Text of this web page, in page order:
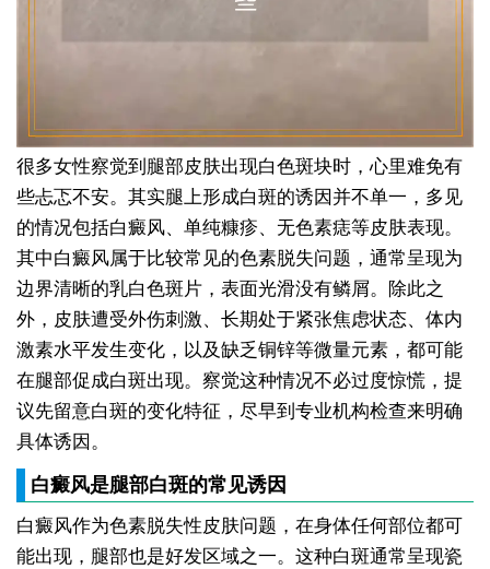
很多女性察觉到腿部皮肤出现白色斑块时，心里难免有
些忐忑不安。其实腿上形成白斑的诱因并不单一，多见
的情况包括白癜风、单纯糠疹、无色素痣等皮肤表现。
其中白癜风属于比较常见的色素脱失问题，通常呈现为
边界清晰的乳白色斑片，表面光滑没有鳞屑。除此之
外，皮肤遭受外伤刺激、长期处于紧张焦虑状态、体内
激素水平发生变化，以及缺乏铜锌等微量元素，都可能
在腿部促成白斑出现。察觉这种情况不必过度惊慌，提
议先留意白斑的变化特征，尽早到专业机构检查来明确
具体诱因。
白癜风是腿部白斑的常见诱因
白癜风作为色素脱失性皮肤问题，在身体任何部位都可
能出现，腿部也是好发区域之一。这种白斑通常呈现瓷